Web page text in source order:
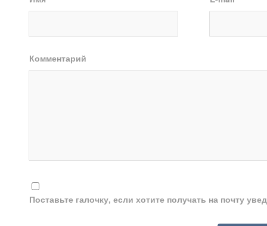
Комментарий
Поставьте галочку, если хотите получать на почту